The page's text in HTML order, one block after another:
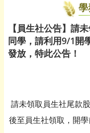
【員生社公告】請
同學，請利用9/1開
發放，特此公告！
請未領取員生社尾款
後至員生社領取，開